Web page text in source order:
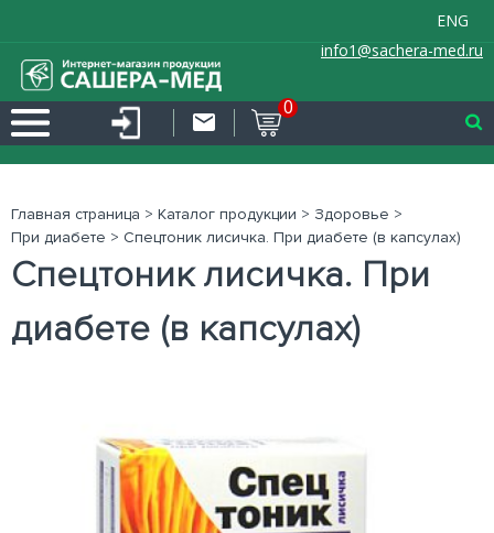
ENG
info1@sachera-med.ru
0
Главная страница > Каталог продукции > Здоровье >
При диабете > Спецтоник лисичка. При диабете (в капсулах)
Спецтоник лисичка. При
диабете (в капсулах)